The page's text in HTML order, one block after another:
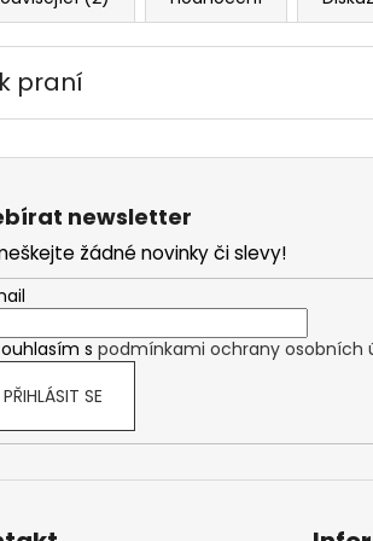
praní
newsletter
žádné novinky či slevy!
s podmínkami ochrany osobních
PŘIHLÁSIT SE